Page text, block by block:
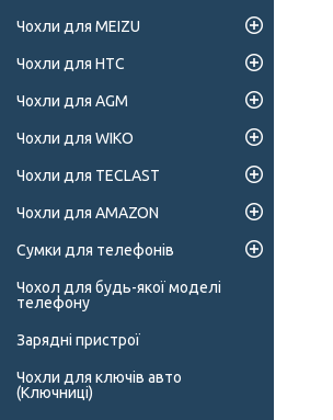
Чохли для MEIZU
Чохли для HTC
Чохли для AGM
Чохли для WIKO
Чохли для TECLAST
Чохли для AMAZON
Сумки для телефонів
Чохол для будь-якої моделі
телефону
Зарядні пристрої
Чохли для ключів авто
(Ключниці)